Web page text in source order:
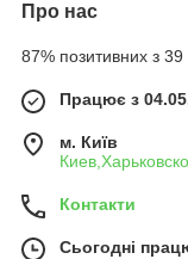
Про нас
87% позитивних з 39
Працює з
м. Київ
Контакти
Сьогодні